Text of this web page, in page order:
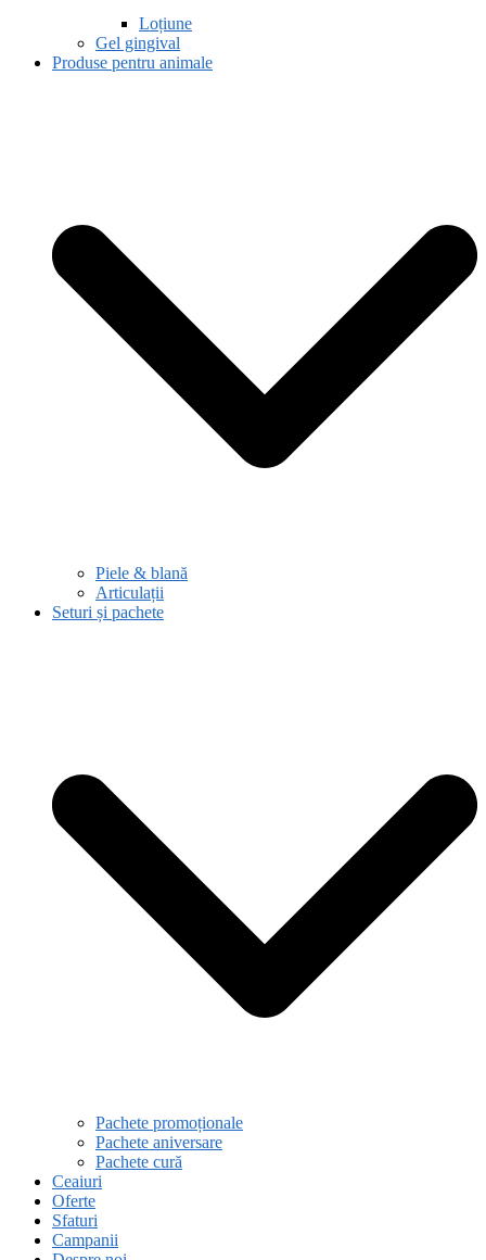
Loțiune
Gel gingival
Produse pentru animale
Piele & blană
Articulații
Seturi și pachete
Pachete promoționale
Pachete aniversare
Pachete cură
Ceaiuri
Oferte
Sfaturi
Campanii